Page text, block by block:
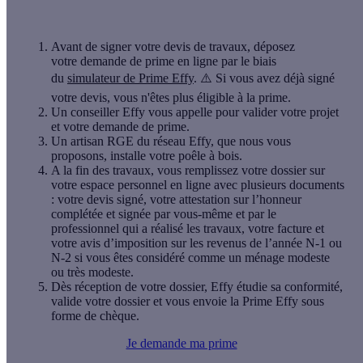
Avant de signer votre devis de travaux, déposez
votre demande de prime en ligne par le biais
du simulateur de Prime Effy. ⚠️ Si vous avez déjà signé
votre devis, vous n'êtes plus éligible à la prime.
Un conseiller Effy vous appelle pour valider votre projet
et votre demande de prime.
Un artisan RGE du réseau Effy, que nous vous
proposons, installe votre poêle à bois.
A la fin des travaux, vous remplissez votre dossier sur
votre espace personnel en ligne avec plusieurs documents
: votre devis signé, votre attestation sur l’honneur
complétée et signée par vous-même et par le
professionnel qui a réalisé les travaux, votre facture et
votre avis d’imposition sur les revenus de l’année N-1 ou
N-2 si vous êtes considéré comme un ménage modeste
ou très modeste.
Dès réception de votre dossier, Effy étudie sa conformité,
valide votre dossier et vous envoie la Prime Effy sous
forme de chèque.
Je demande ma prime